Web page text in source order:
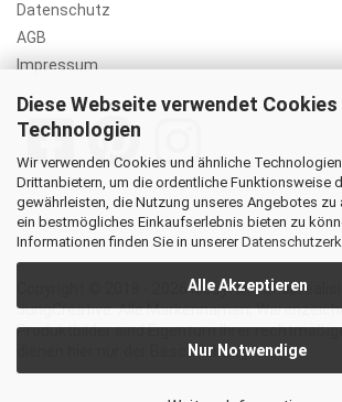
Diese Webseite verwendet
Technologien
Wir verwenden Cookies und ähnliche
Drittanbietern, um die ordentliche Funktionsweise
gewährleisten, die Nutzung unseres Angebotes zu
ein bestmögliches Einkaufserlebnis bieten zu
Informationen finden Sie in unserer
Alle Akzeptieren
Nur Notwendige
Datenschutz
AGB
Impressum
Copyright © 2018 - 2026 lassyfair |
JungCreative.Alle Markennamen,
Produktbilder sind Eigentum Ihrer
dienen hier nur der Beschreibung.